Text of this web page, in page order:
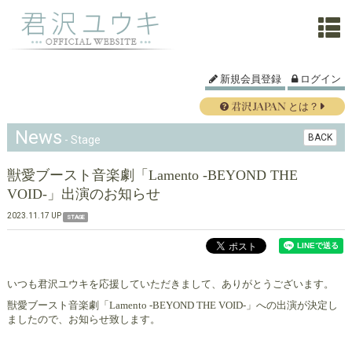
新規会員登録 ログイン
とは？
News - Stage BACK
獣愛ブースト音楽劇「Lamento -BEYOND THE
VOID-」出演のお知らせ
2023.11.17 UP STAGE
いつも君沢ユウキを応援していただきまして、ありがとうございます。
獣愛ブースト音楽劇「Lamento -BEYOND THE VOID-」への出演が決定し
ましたので、お知らせ致します。